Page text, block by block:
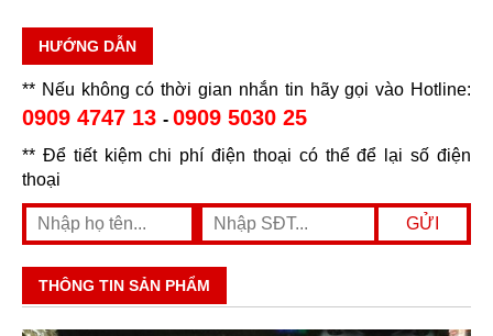
HƯỚNG DẪN
** Nếu không có thời gian nhắn tin hãy gọi vào Hotline:
0909 4747 13 - 0909 5030 25
** Để tiết kiệm chi phí điện thoại có thể để lại số điện
thoại
THÔNG TIN SẢN PHẨM